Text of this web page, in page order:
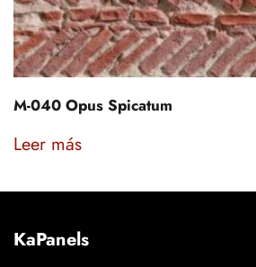
M-040 Opus Spicatum
Leer más
KaPanels